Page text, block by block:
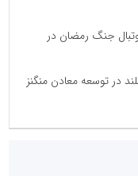
جنگ رمضان در
بلند در توسعه معادن منگنز